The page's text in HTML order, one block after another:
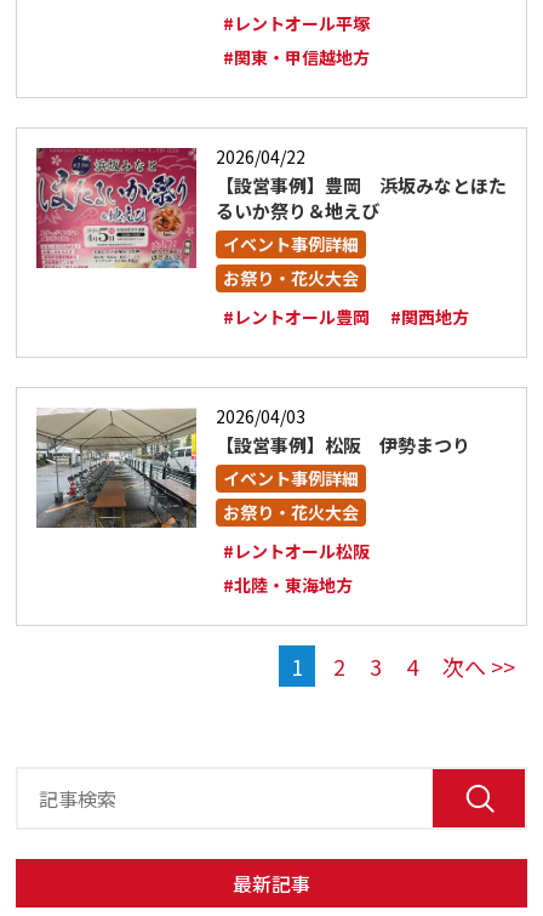
#レントオール平塚
#関東・甲信越地方
2026/04/22
【設営事例】豊岡 浜坂みなとほた
るいか祭り＆地えび
イベント事例詳細
お祭り・花火大会
#レントオール豊岡
#関西地方
2026/04/03
【設営事例】松阪 伊勢まつり
イベント事例詳細
お祭り・花火大会
#レントオール松阪
#北陸・東海地方
1 2 3 4 次へ >>
最新記事